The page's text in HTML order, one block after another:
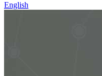
English